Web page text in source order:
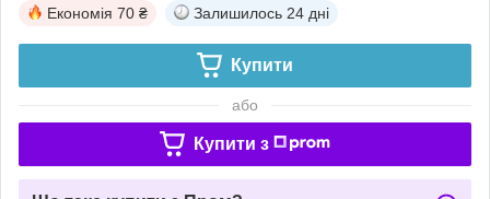
Економія 70 ₴ Залишилось 24 дні
Купити
або
Купити з